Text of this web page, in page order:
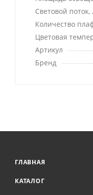
Световой поток,
Количество
Цветовая
Артикул
Бренд
ГЛАВНАЯ
КАТАЛОГ